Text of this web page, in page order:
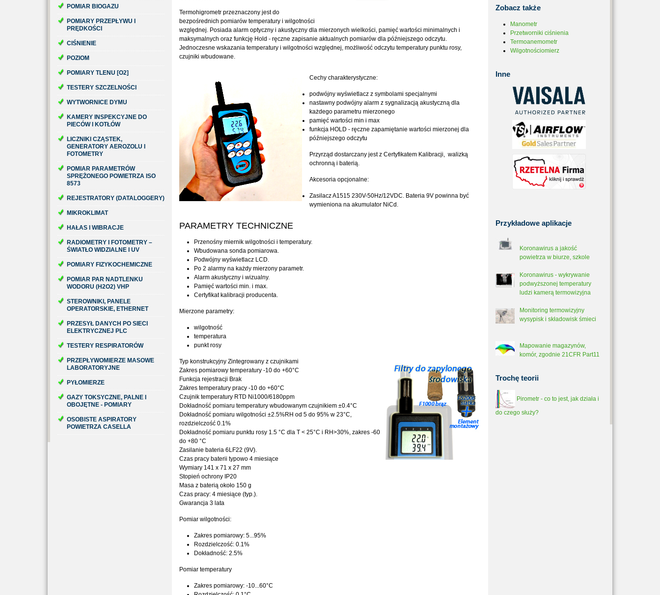
Termohigrometr przeznaczony jest do
bezpośrednich pomiarów temperatury i wilgotności
względnej. Posiada alarm optyczny i akustyczny dla mierzonych wielkości, pamięć wartości minimalnych i
maksymalnych oraz funkcję Hold - ręczne zapisanie aktualnych pomiarów dla późniejszego odczytu.
Jednoczesne wskazania temperatury i wilgotności względnej, możliwość odczytu temperatury punktu rosy,
czujniki wbudowane.
Cechy charakterystyczne:
podwójny wyświetlacz z symbolami specjalnymi
nastawny podwójny alarm z sygnalizacją akustyczną dla
każdego parametru mierzonego
pamięć wartości min i max
funkcja HOLD - ręczne zapamiętanie wartości mierzonej dla
późniejszego odczytu
Przyrząd dostarczany jest z Certyfikatem Kalibracji, walizką
ochronną i baterią.
Akcesoria opcjonalne:
Zasilacz A1515 230V-50Hz/12VDC. Bateria 9V powinna być
wymieniona na akumulator NiCd.
PARAMETRY TECHNICZNE
Przenośny miernik wilgotności i temperatury.
Wbudowana sonda pomiarowa.
Podwójny wyświetlacz LCD.
Po 2 alarmy na każdy mierzony parametr.
Alarm akustyczny i wizualny.
Pamięć wartości min. i max.
Certyfikat kalibracji producenta.
Mierzone parametry:
wilgotność
temperatura
punkt rosy
Typ konstrukcyjny Zintegrowany z czujnikami
Zakres pomiarowy temperatury -10 do +60°C
Funkcja rejestracji Brak
Zakres temperatury pracy -10 do +60°C
Czujnik temperatury RTD Ni1000/6180ppm
Dokładność pomiaru temperatury wbudowanym czujnikiem ±0.4°C
Dokładność pomiaru wilgotności ±2.5%RH od 5 do 95% w 23°C,
rozdzielczość 0.1%
Dokładność pomiaru punktu rosy 1.5 °C dla T < 25°C i RH>30%, zakres -60
do +80 °C
Zasilanie bateria 6LF22 (9V).
Czas pracy baterii typowo 4 miesiące
Wymiary 141 x 71 x 27 mm
Stopień ochrony IP20
Masa z baterią około 150 g
Czas pracy: 4 miesiące (typ.).
Gwarancja 3 lata
Pomiar wilgotności:
Zakres pomiarowy: 5...95%
Rozdzielczość: 0.1%
Dokładność: 2.5%
Pomiar temperatury
Zakres pomiarowy: -10...60°C
POMIAR BIOGAZU
POMIARY PRZEPŁYWU I
PRĘDKOŚCI
CIŚNIENIE
POZIOM
POMIARY TLENU [O2]
TESTERY SZCZELNOŚCI
WYTWORNICE DYMU
KAMERY INSPEKCYJNE DO
PIECÓW I KOTŁÓW
LICZNIKI CZĄSTEK,
GENERATORY AEROZOLU I
FOTOMETRY
POMIAR PARAMETRÓW
SPRĘŻONEGO POWIETRZA ISO
8573
REJESTRATORY (DATALOGGERY)
MIKROKLIMAT
HAŁAS I WIBRACJE
RADIOMETRY I FOTOMETRY –
ŚWIATŁO WIDZIALNE I UV
POMIARY FIZYKOCHEMICZNE
POMIAR PAR NADTLENKU
WODORU (H2O2) VHP
STEROWNIKI, PANELE
OPERATORSKIE, ETHERNET
PRZESYŁ DANYCH PO SIECI
ELEKTRYCZNEJ PLC
TESTERY RESPIRATORÓW
PRZEPŁYWOMIERZE MASOWE
LABORATORYJNE
PYŁOMIERZE
GAZY TOKSYCZNE, PALNE I
OBOJĘTNE - POMIARY
OSOBISTE ASPIRATORY
POWIETRZA CASELLA
Zobacz także
Manometr
Przetworniki ciśnienia
Termoanemometr
Wilgotnościomierz
Inne
Przykładowe aplikacje
Koronawirus a jakość
powietrza w biurze, szkole
Koronawirus - wykrywanie
podwyższonej temperatury
ludzi kamerą termowizyjna
Monitoring termowizyjny
wysypisk i składowisk śmieci
Mapowanie magazynów,
komór, zgodnie 21CFR Part11
Trochę teorii
Pirometr - co to jest, jak działa i
do czego służy?